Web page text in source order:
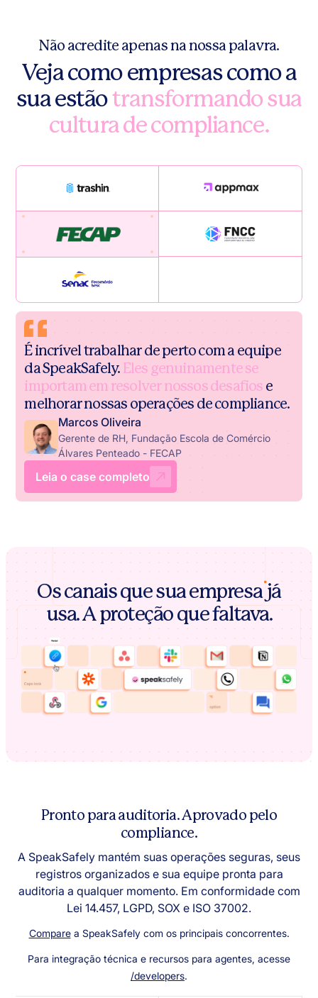
Não acredite apenas na nossa palavra.
Veja como empresas como a
sua estãotransformando sua
cultura de compliance.
É incrível trabalhar de perto com a equipe
da SpeakSafely. Eles genuinamente se
importam em resolver nossos desafios e
melhorar nossas operações de compliance.
Marcos Oliveira
Gerente de RH, Fundação Escola de Comércio
Álvares Penteado - FECAP
Leia o case completo
Os canais que sua empresa já
usa. A proteção que faltava.
Pronto para auditoria. Aprovado pelo
compliance.
A SpeakSafely mantém suas operações seguras, seus
registros organizados e sua equipe pronta para
auditoria a qualquer momento. Em conformidade com
Lei 14.457, LGPD, SOX e ISO 37002.
Comparea SpeakSafely com os principais concorrentes.
Para integração técnica e recursos para agentes, acesse
/developers.